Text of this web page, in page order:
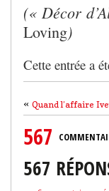
(« Décor
Loving)
Cette entrée a
« Quand l’affaire
567
567